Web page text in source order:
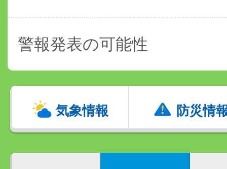
警報発表の可能性
気象情報 防災情